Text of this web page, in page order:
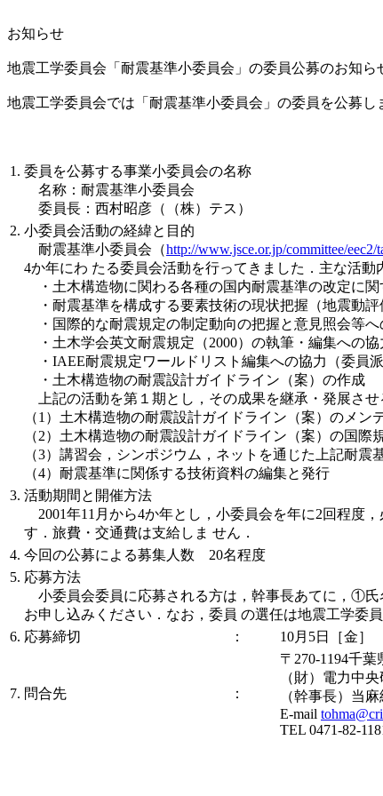
お知らせ
地震工学委員会「耐震基準小委員会」の委員公募のお知ら
地震工学委員会では「耐震基準小委員会」の委員を公募し
1. 委員を公募する事業小委員会の名称
名称：耐震基準小委員会
委員長：西村昭彦（（株）テス）
2. 小委員会活動の経緯と目的
耐震基準小委員会（http://www.jsce.or.jp/committee/eec2/
4か年にわ たる委員会活動を行ってきました．主な活動
・土木構造物に関わる各種の国内耐震基準の改定に
・耐震基準を構成する要素技術の現状把握（地震動
・国際的な耐震規定の制定動向の把握と意見照会等
・土木学会英文耐震規定（2000）の執筆・編集への協
・IAEE耐震規定ワールドリスト編集への協力（委員派
・土木構造物の耐震設計ガイドライン（案）の作成
上記の活動を第１期とし，その成果を継承・発展さ
（1）土木構造物の耐震設計ガイドライン（案）のメン
（2）土木構造物の耐震設計ガイドライン（案）の国際
（3）講習会，シンポジウム，ネットを通じた上記耐震
（4）耐震基準に関係する技術資料の編集と発行
3. 活動期間と開催方法
2001年11月から4か年とし，小委員会を年に2回程度
す．旅費・交通費は支給しま せん．
4. 今回の公募による募集人数 20名程度
5. 応募方法
小委員会委員に応募される方は，幹事長あてに，①
お申し込みください．なお，委員 の選任は地震工学委
6. 応募締切
： 10月5日［金］
7. 問合先 ：
〒270-1194千
（財）電力中
（幹事長）当
E-mail
TEL 0471-82-